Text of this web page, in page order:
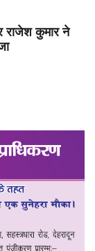
राजेश कुमार ने